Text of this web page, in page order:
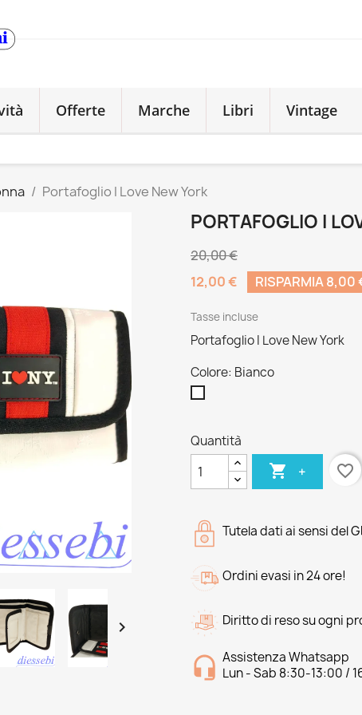
Offerte Marche Libri Vintage
Portafoglio I Love New York

PORTAFOGLIO I
20,00 €
12,00 €
RISPARMIA 8,00
Tasse incluse
Portafoglio I Love New York
Colore: Bianco
Quantità
 + favorite_border
Tutela dati ai sensi del
Ordini evasi in 24 ore!
Diritto di reso su ogni
Assistenza Whatsapp
Lun - Sab 8:30-13:00 /